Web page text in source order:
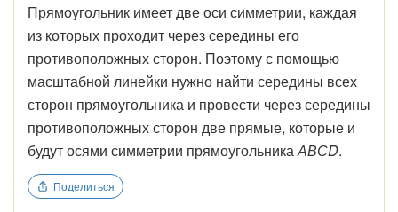
Прямоугольник имеет две оси симметрии, каждая
из которых проходит через середины его
противоположных сторон. Поэтому с помощью
масштабной линейки нужно найти середины всех
сторон прямоугольника и провести через середины
противоположных сторон две прямые, которые и
будут осями симметрии прямоугольника АВСD.
Поделиться